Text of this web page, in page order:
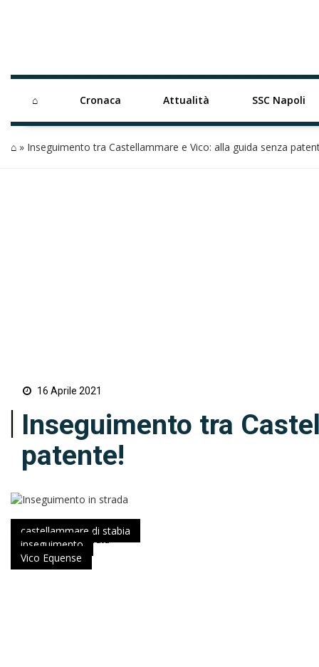
⌂ Cronaca Attualità SSC Napoli
⌂ » Inseguimento tra Castellammare e Vico: alla guida senza
16 Aprile 2021
Inseguimento tra
patente!
castellammare di stabia
inseguimento
Vico Equense
Annamaria Minichino